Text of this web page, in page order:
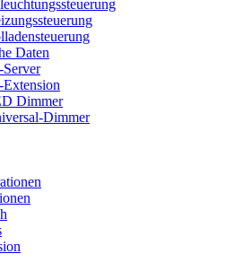
Daten
Dimmer
Dimmer